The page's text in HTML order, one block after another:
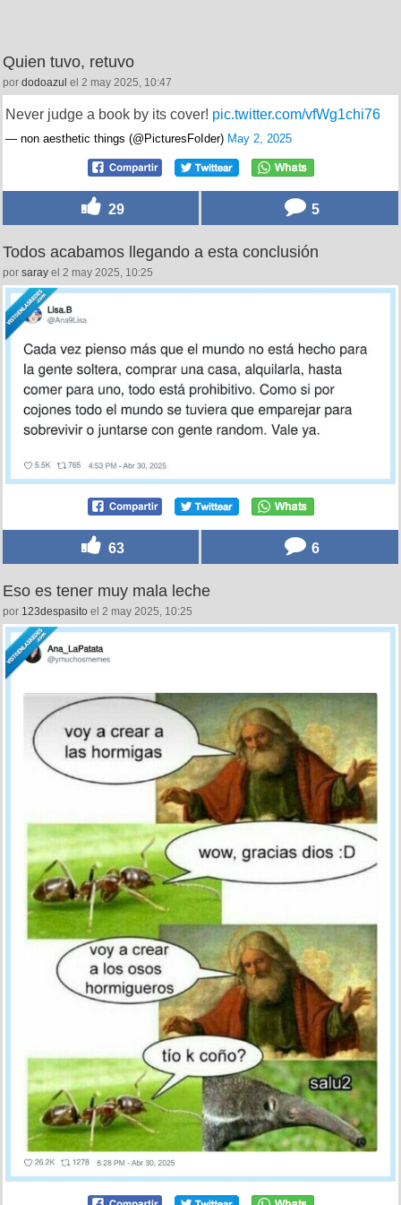
Quien tuvo, retuvo
por dodoazul el 2 may 2025, 10:47
Never judge a book by its cover! pic.twitter.com/vfWg1chi76
— non aesthetic things (@PicturesFoIder) May 2, 2025
29 5
Todos acabamos llegando a esta conclusión
por saray el 2 may 2025, 10:25
63 6
Eso es tener muy mala leche
por 123despasito el 2 may 2025, 10:25